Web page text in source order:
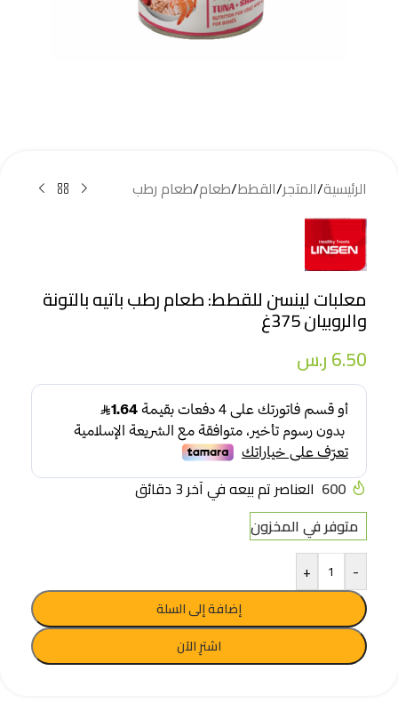
الرئيسية/المتجر/القطط/طعام/طعام رطب
معلبات لينسن للقطط: طعام رطب باتيه بالتونة
والروبيان 375غ
6.50ر.س
600 العناصر تم بيعه في آخر 3 دقائق
متوفر في المخزون
-
+
إضافة إلى السلة
اشترِ الآن